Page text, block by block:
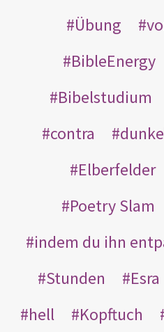
Übung
BibleEnergy
Bibelstudium
contra
Elberfelder
Poetry Slam
indem du ihn
Stunden
Esra
hell
Kopftuch